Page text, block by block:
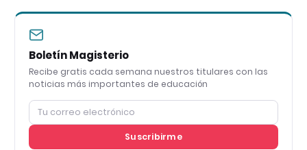
Boletín Magisterio
Recibe gratis cada semana nuestros titulares con las
noticias más importantes de educación
Suscribirme